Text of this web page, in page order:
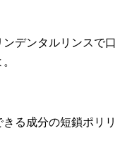
デンタルリンスで口
る成分の短鎖ポリリ